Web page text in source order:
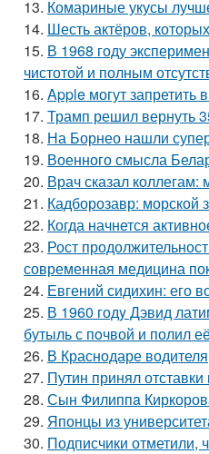
13. Комариные укусы
14. Шесть актёров,
15. В 1968 году
чистотой и полным
16. Apple могут
17. Трамп решил вернуть
18. На Борнео нашли
19. Военного смысла
20. Врач сказал коллегам:
21. Кадборозавр: морской
22. Когда начнется
23. Рост
современная медицина
24. Евгений сидихин: его
25. В 1960 годy Дэвид
бутыль с пoчвой и полил
26. В Краснодаре
27. Путин принял
28. Сын Филиппa
29. Японцы из
30. Подписчики отметили,